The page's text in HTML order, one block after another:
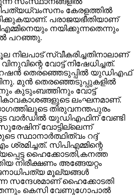
കേരളത്തില്‍
പരാജയഭീതിയാണ്
നയിക്കുന്നതെന്നും
പറഞ്ഞു.
സ്വീകരിച്ചതിനാലാണ്
വോട്ട് നിഷേധിച്ചത്.
തെരഞ്ഞെടുപ്പില്‍ യുഡിഎഫ്
മുന്‍ തെരഞ്ഞെടുപ്പുകളില്‍
കുടുംബത്തിനും വോട്ട്
ലംഘനമാണ്.
തിരുവനന്തപുരം
വാര്‍ഡില്‍ യുഡിഎഫിന് വേണ്ടി
വോട്ടില്ലെന്ന്
സ്ഥാനാര്‍ത്ഥിത്വം റദ്ദ്
സിപിഎമ്മിന്റെ
ഹൈക്കോടതി,കനത്ത
നിരീക്ഷണം അങ്ങേയറ്റം
മൂല്യങ്ങള്‍
സന്ദേശമാണ് ഹൈക്കോടതി
കെസി വേണുഗോപാല്‍